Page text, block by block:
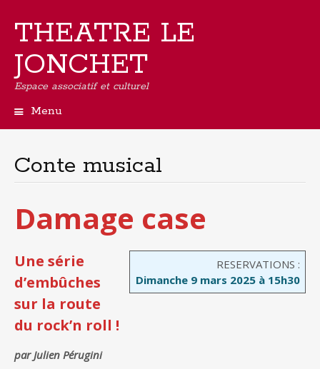
THEATRE LE
JONCHET
Espace associatif et culturel
Menu
principal
Conte musical
Damage case
RESERVATIONS :
Dimanche 9 mars 2025 à 15h30
Une série
d’embûches
sur la route
du rock’n roll !
par Julien Pérugini